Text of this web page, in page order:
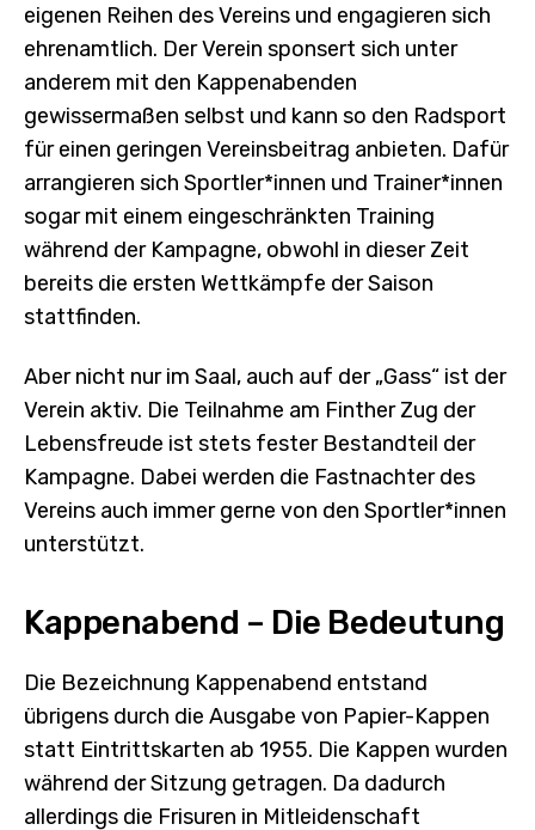
eigenen Reihen des Vereins und engagieren sich
ehrenamtlich. Der Verein sponsert sich unter
anderem mit den Kappenabenden
gewissermaßen selbst und kann so den Radsport
für einen geringen Vereinsbeitrag anbieten. Dafür
arrangieren sich Sportler*innen und Trainer*innen
sogar mit einem eingeschränkten Training
während der Kampagne, obwohl in dieser Zeit
bereits die ersten Wettkämpfe der Saison
stattfinden.
Aber nicht nur im Saal, auch auf der „Gass“ ist der
Verein aktiv. Die Teilnahme am Finther Zug der
Lebensfreude ist stets fester Bestandteil der
Kampagne. Dabei werden die Fastnachter des
Vereins auch immer gerne von den Sportler*innen
unterstützt.
Kappenabend – Die Bedeutung
Die Bezeichnung Kappenabend entstand
übrigens durch die Ausgabe von Papier-Kappen
statt Eintrittskarten ab 1955. Die Kappen wurden
während der Sitzung getragen. Da dadurch
allerdings die Frisuren in Mitleidenschaft